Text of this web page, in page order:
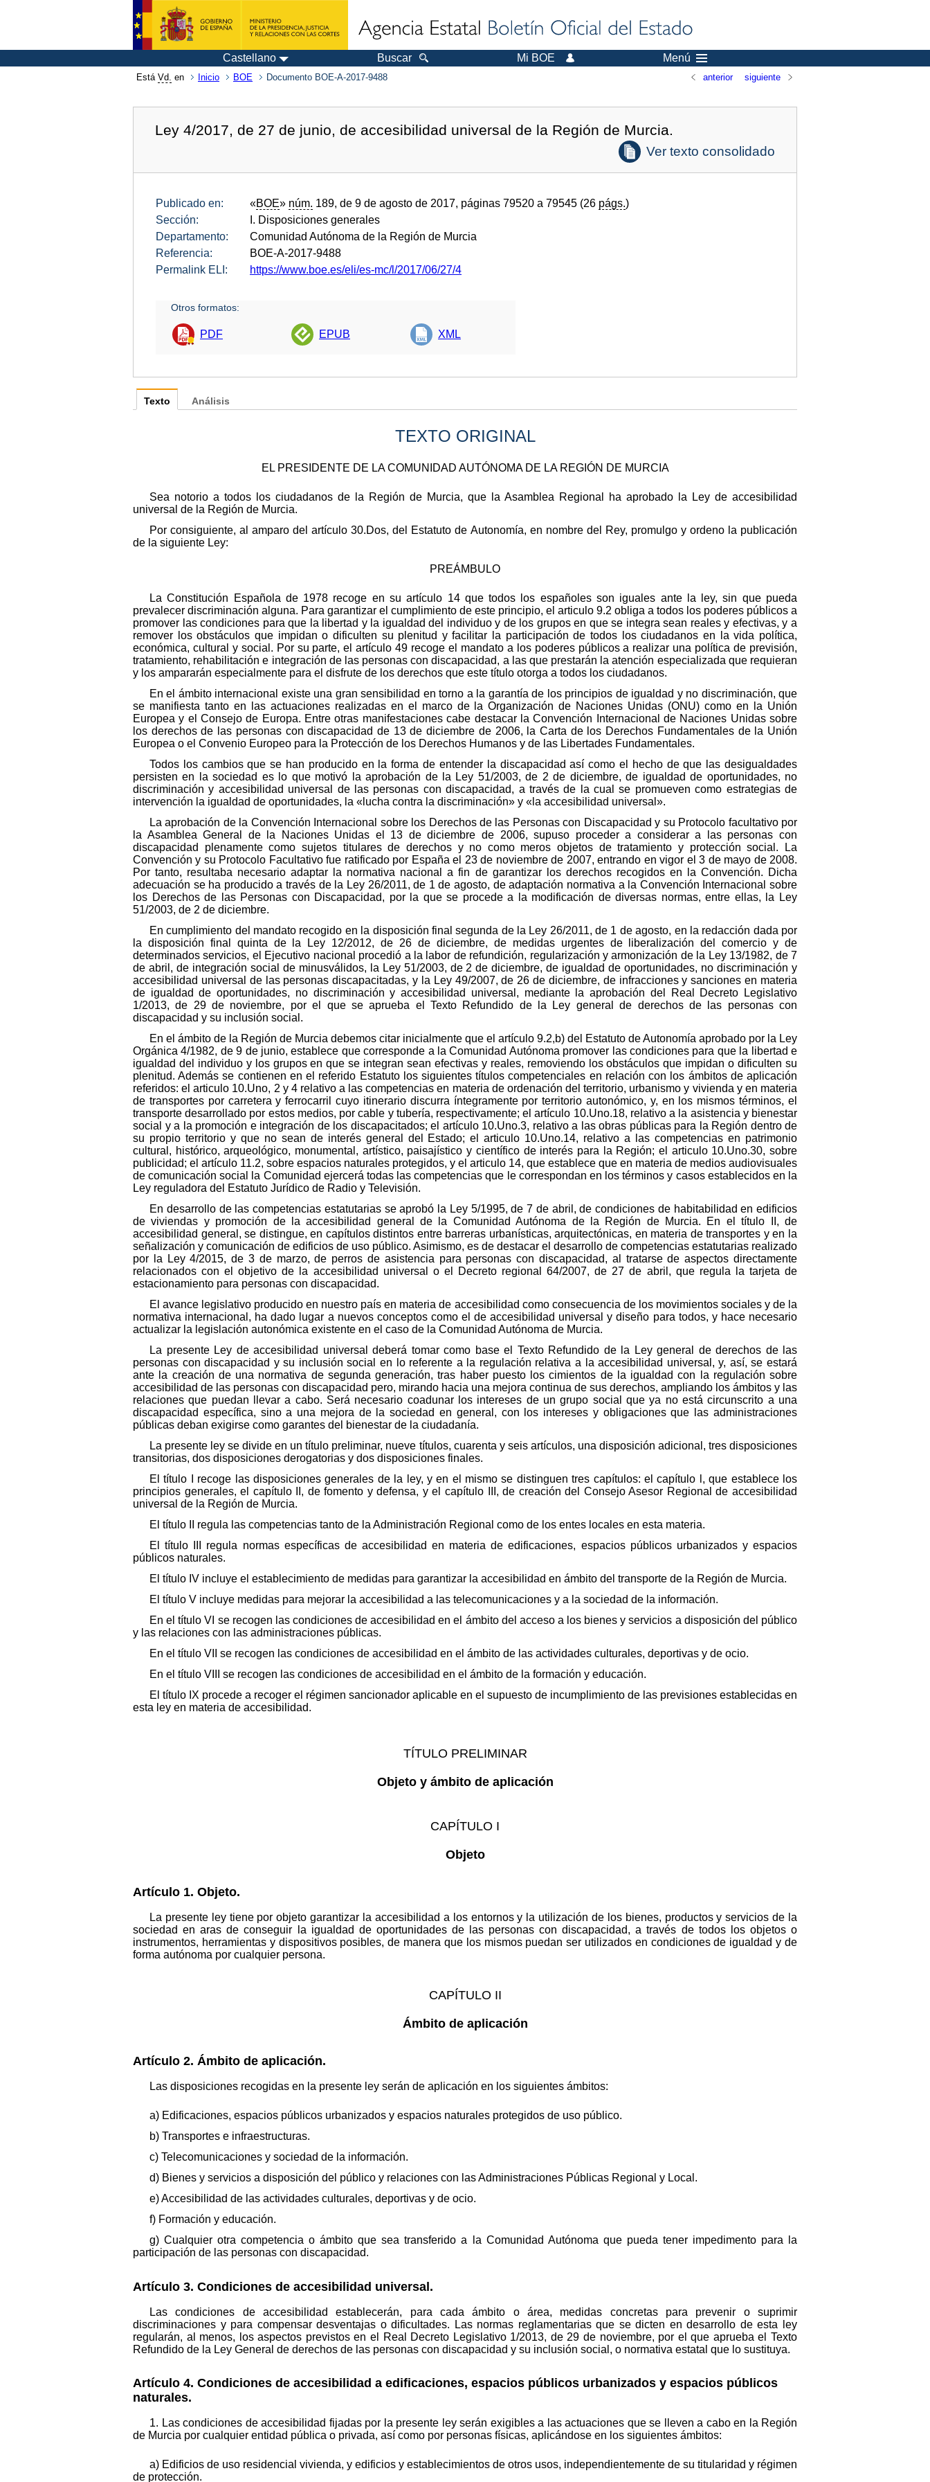
Castellano Buscar Mi BOE Menú
Está Vd. en Inicio BOE Documento BOE-A-2017-9488 anterior siguiente
Ley 4/2017, de 27 de junio, de accesibilidad universal de la Región de Murcia.
Ver texto consolidado
Publicado en: «BOE» núm. 189, de 9 de agosto de 2017, páginas 79520 a 79545 (26 págs.)
Sección:
I. Disposiciones generales
Departamento:
Comunidad Autónoma de la Región de Murcia
Referencia:
BOE-A-2017-9488
Permalink ELI:
https://www.boe.es/eli/es-mc/l/2017/06/27/4
Otros formatos:
PDF EPUB XML
Texto
TEXTO ORIGINAL
EL PRESIDENTE DE LA COMUNIDAD AUTÓNOMA DE LA REGIÓN DE MURCIA
Sea notorio a todos los ciudadanos de la Región de Murcia, que la Asamblea Regional ha aprobado la Ley de accesibilidad
universal de la Región de Murcia.
Por consiguiente, al amparo del artículo 30.Dos, del Estatuto de Autonomía, en nombre del Rey, promulgo y ordeno la publicación
de la siguiente Ley:
PREÁMBULO
La Constitución Española de 1978 recoge en su artículo 14 que todos los españoles son iguales ante la ley, sin que pueda
prevalecer discriminación alguna. Para garantizar el cumplimiento de este principio, el articulo 9.2 obliga a todos los poderes públicos a
promover las condiciones para que la libertad y la igualdad del individuo y de los grupos en que se integra sean reales y efectivas, y a
remover los obstáculos que impidan o dificulten su plenitud y facilitar la participación de todos los ciudadanos en la vida política,
económica, cultural y social. Por su parte, el artículo 49 recoge el mandato a los poderes públicos a realizar una política de previsión,
tratamiento, rehabilitación e integración de las personas con discapacidad, a las que prestarán la atención especializada que requieran
y los ampararán especialmente para el disfrute de los derechos que este título otorga a todos los ciudadanos.
En el ámbito internacional existe una gran sensibilidad en torno a la garantía de los principios de igualdad y no discriminación, que
se manifiesta tanto en las actuaciones realizadas en el marco de la Organización de Naciones Unidas (ONU) como en la Unión
Europea y el Consejo de Europa. Entre otras manifestaciones cabe destacar la Convención Internacional de Naciones Unidas sobre
los derechos de las personas con discapacidad de 13 de diciembre de 2006, la Carta de los Derechos Fundamentales de la Unión
Europea o el Convenio Europeo para la Protección de los Derechos Humanos y de las Libertades Fundamentales.
Todos los cambios que se han producido en la forma de entender la discapacidad así como el hecho de que las desigualdades
persisten en la sociedad es lo que motivó la aprobación de la Ley 51/2003, de 2 de diciembre, de igualdad de oportunidades, no
discriminación y accesibilidad universal de las personas con discapacidad, a través de la cual se promueven como estrategias de
intervención la igualdad de oportunidades, la «lucha contra la discriminación» y «la accesibilidad universal».
La aprobación de la Convención Internacional sobre los Derechos de las Personas con Discapacidad y su Protocolo facultativo por
la Asamblea General de la Naciones Unidas el 13 de diciembre de 2006, supuso proceder a considerar a las personas con
discapacidad plenamente como sujetos titulares de derechos y no como meros objetos de tratamiento y protección social. La
Convención y su Protocolo Facultativo fue ratificado por España el 23 de noviembre de 2007, entrando en vigor el 3 de mayo de 2008.
Por tanto, resultaba necesario adaptar la normativa nacional a fin de garantizar los derechos recogidos en la Convención. Dicha
adecuación se ha producido a través de la Ley 26/2011, de 1 de agosto, de adaptación normativa a la Convención Internacional sobre
los Derechos de las Personas con Discapacidad, por la que se procede a la modificación de diversas normas, entre ellas, la Ley
51/2003, de 2 de diciembre.
En cumplimiento del mandato recogido en la disposición final segunda de la Ley 26/2011, de 1 de agosto, en la redacción dada por
la disposición final quinta de la Ley 12/2012, de 26 de diciembre, de medidas urgentes de liberalización del comercio y de
determinados servicios, el Ejecutivo nacional procedió a la labor de refundición, regularización y armonización de la Ley 13/1982, de 7
de abril, de integración social de minusválidos, la Ley 51/2003, de 2 de diciembre, de igualdad de oportunidades, no discriminación y
accesibilidad universal de las personas discapacitadas, y la Ley 49/2007, de 26 de diciembre, de infracciones y sanciones en materia
de igualdad de oportunidades, no discriminación y accesibilidad universal, mediante la aprobación del Real Decreto Legislativo
1/2013, de 29 de noviembre, por el que se aprueba el Texto Refundido de la Ley general de derechos de las personas con
discapacidad y su inclusión social.
En el ámbito de la Región de Murcia debemos citar inicialmente que el artículo 9.2,b) del Estatuto de Autonomía aprobado por la Ley
Orgánica 4/1982, de 9 de junio, establece que corresponde a la Comunidad Autónoma promover las condiciones para que la libertad e
igualdad del individuo y los grupos en que se integran sean efectivas y reales, removiendo los obstáculos que impidan o dificulten su
plenitud. Además se contienen en el referido Estatuto los siguientes títulos competenciales en relación con los ámbitos de aplicación
referidos: el articulo 10.Uno, 2 y 4 relativo a las competencias en materia de ordenación del territorio, urbanismo y vivienda y en materia
de transportes por carretera y ferrocarril cuyo itinerario discurra íntegramente por territorio autonómico, y, en los mismos términos, el
transporte desarrollado por estos medios, por cable y tubería, respectivamente; el artículo 10.Uno.18, relativo a la asistencia y bienestar
social y a la promoción e integración de los discapacitados; el artículo 10.Uno.3, relativo a las obras públicas para la Región dentro de
su propio territorio y que no sean de interés general del Estado; el articulo 10.Uno.14, relativo a las competencias en patrimonio
cultural, histórico, arqueológico, monumental, artístico, paisajístico y científico de interés para la Región; el articulo 10.Uno.30, sobre
publicidad; el artículo 11.2, sobre espacios naturales protegidos, y el articulo 14, que establece que en materia de medios audiovisuales
de comunicación social la Comunidad ejercerá todas las competencias que le correspondan en los términos y casos establecidos en la
Ley reguladora del Estatuto Jurídico de Radio y Televisión.
En desarrollo de las competencias estatutarias se aprobó la Ley 5/1995, de 7 de abril, de condiciones de habitabilidad en edificios
de viviendas y promoción de la accesibilidad general de la Comunidad Autónoma de la Región de Murcia. En el título II, de
accesibilidad general, se distingue, en capítulos distintos entre barreras urbanísticas, arquitectónicas, en materia de transportes y en la
señalización y comunicación de edificios de uso público. Asimismo, es de destacar el desarrollo de competencias estatutarias realizado
por la Ley 4/2015, de 3 de marzo, de perros de asistencia para personas con discapacidad, al tratarse de aspectos directamente
relacionados con el objetivo de la accesibilidad universal o el Decreto regional 64/2007, de 27 de abril, que regula la tarjeta de
estacionamiento para personas con discapacidad.
El avance legislativo producido en nuestro país en materia de accesibilidad como consecuencia de los movimientos sociales y de la
normativa internacional, ha dado lugar a nuevos conceptos como el de accesibilidad universal y diseño para todos, y hace necesario
actualizar la legislación autonómica existente en el caso de la Comunidad Autónoma de Murcia.
La presente Ley de accesibilidad universal deberá tomar como base el Texto Refundido de la Ley general de derechos de las
personas con discapacidad y su inclusión social en lo referente a la regulación relativa a la accesibilidad universal, y, así, se estará
ante la creación de una normativa de segunda generación, tras haber puesto los cimientos de la igualdad con la regulación sobre
accesibilidad de las personas con discapacidad pero, mirando hacia una mejora continua de sus derechos, ampliando los ámbitos y las
relaciones que puedan llevar a cabo. Será necesario coadunar los intereses de un grupo social que ya no está circunscrito a una
discapacidad específica, sino a una mejora de la sociedad en general, con los intereses y obligaciones que las administraciones
públicas deban exigirse como garantes del bienestar de la ciudadanía.
La presente ley se divide en un título preliminar, nueve títulos, cuarenta y seis artículos, una disposición adicional, tres disposiciones
transitorias, dos disposiciones derogatorias y dos disposiciones finales.
El título I recoge las disposiciones generales de la ley, y en el mismo se distinguen tres capítulos: el capítulo l, que establece los
principios generales, el capítulo II, de fomento y defensa, y el capítulo III, de creación del Consejo Asesor Regional de accesibilidad
universal de la Región de Murcia.
El título II regula las competencias tanto de la Administración Regional como de los entes locales en esta materia.
El título III regula normas específicas de accesibilidad en materia de edificaciones, espacios públicos urbanizados y espacios
públicos naturales.
El título IV incluye el establecimiento de medidas para garantizar la accesibilidad en ámbito del transporte de la Región de Murcia.
El título V incluye medidas para mejorar la accesibilidad a las telecomunicaciones y a la sociedad de la información.
En el título VI se recogen las condiciones de accesibilidad en el ámbito del acceso a los bienes y servicios a disposición del público
y las relaciones con las administraciones públicas.
En el título VII se recogen las condiciones de accesibilidad en el ámbito de las actividades culturales, deportivas y de ocio.
En el título VIII se recogen las condiciones de accesibilidad en el ámbito de la formación y educación.
El título IX procede a recoger el régimen sancionador aplicable en el supuesto de incumplimiento de las previsiones establecidas en
esta ley en materia de accesibilidad.
TÍTULO PRELIMINAR
Objeto y ámbito de aplicación
CAPÍTULO I
Objeto
Artículo 1. Objeto.
La presente ley tiene por objeto garantizar la accesibilidad a los entornos y la utilización de los bienes, productos y servicios de la
sociedad en aras de conseguir la igualdad de oportunidades de las personas con discapacidad, a través de todos los objetos o
instrumentos, herramientas y dispositivos posibles, de manera que los mismos puedan ser utilizados en condiciones de igualdad y de
forma autónoma por cualquier persona.
CAPÍTULO II
Ámbito de aplicación
Artículo 2. Ámbito de aplicación.
Las disposiciones recogidas en la presente ley serán de aplicación en los siguientes ámbitos:
a) Edificaciones, espacios públicos urbanizados y espacios naturales protegidos de uso público.
b) Transportes e infraestructuras.
c) Telecomunicaciones y sociedad de la información.
d) Bienes y servicios a disposición del público y relaciones con las Administraciones Públicas Regional y Local.
e) Accesibilidad de las actividades culturales, deportivas y de ocio.
f) Formación y educación.
g) Cualquier otra competencia o ámbito que sea transferido a la Comunidad Autónoma que pueda tener impedimento para la
participación de las personas con discapacidad.
Artículo 3. Condiciones de accesibilidad universal.
Las condiciones de accesibilidad establecerán, para cada ámbito o área, medidas concretas para prevenir o suprimir
discriminaciones y para compensar desventajas o dificultades. Las normas reglamentarias que se dicten en desarrollo de esta ley
regularán, al menos, los aspectos previstos en el Real Decreto Legislativo 1/2013, de 29 de noviembre, por el que aprueba el Texto
Refundido de la Ley General de derechos de las personas con discapacidad y su inclusión social, o normativa estatal que lo sustituya.
Artículo 4. Condiciones de accesibilidad a edificaciones, espacios públicos urbanizados y espacios públicos
naturales.
1. Las condiciones de accesibilidad fijadas por la presente ley serán exigibles a las actuaciones que se lleven a cabo en la Región
de Murcia por cualquier entidad pública o privada, así como por personas físicas, aplicándose en los siguientes ámbitos:
a) Edificios de uso residencial vivienda, y edificios y establecimientos de otros usos, independientemente de su titularidad y régimen
de protección.
Análisis